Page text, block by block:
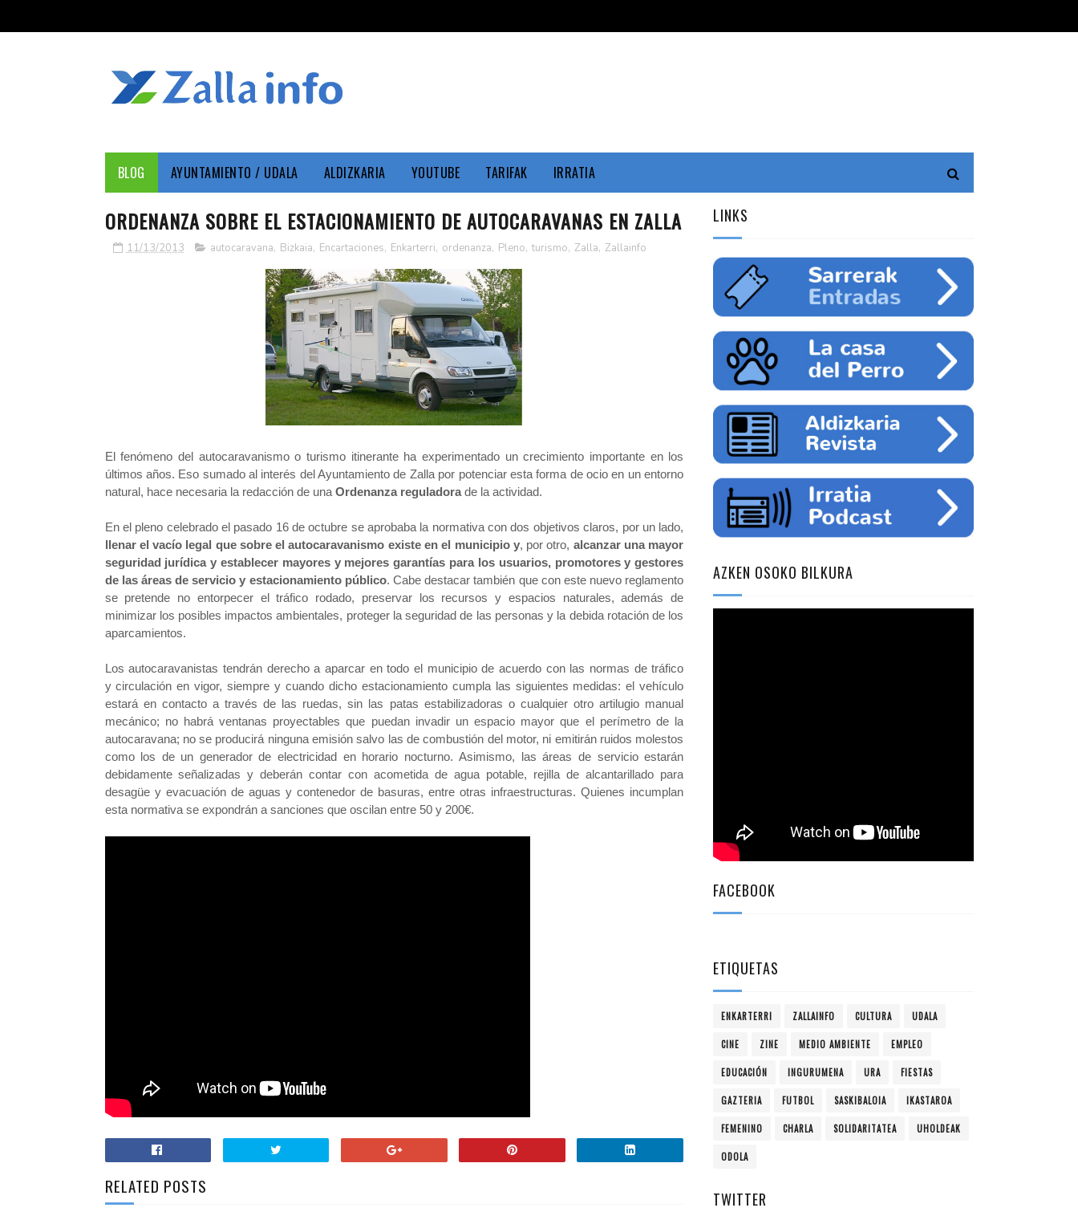
BLOG AYUNTAMIENTO / UDALA ALDIZKARIA YOUTUBE TARIFAK IRRATIA
ORDENANZA SOBRE EL ESTACIONAMIENTO DE AUTOCARAVANAS EN ZALLA
11/13/2013 autocaravana, Bizkaia, Encartaciones, Enkarterri, ordenanza, Pleno, turismo, Zalla, Zallainfo
El fenómeno del autocaravanismo o turismo itinerante ha experimentado un crecimiento importante en los
últimos años. Eso sumado al interés del Ayuntamiento de Zalla por potenciar esta forma de ocio en un entorno
natural, hace necesaria la redacción de una Ordenanza reguladorade la actividad.
En el pleno celebrado el pasado 16 de octubre se aprobaba la normativa con dos objetivos claros, por un lado,
llenar el vacío legal que sobre el autocaravanismo existe en el municipio y, por otro, alcanzar una mayor
seguridad jurídica y establecer mayores y mejores garantías para los usuarios, promotores y gestores
de las áreas de servicio y estacionamiento público. Cabe destacar también que con este nuevo reglamento
se pretende no entorpecer el tráfico rodado, preservar los recursos y espacios naturales, además de
minimizar los posibles impactos ambientales, proteger la seguridad de las personas y la debida rotación de los
aparcamientos.
Los autocaravanistas tendrán derecho a aparcar en todo el municipio de acuerdo con las normas de tráfico
ycirculación en vigor, siempre y cuando dicho estacionamiento cumpla las siguientes medidas: el vehículo
estará en contacto a través de las ruedas, sin las patas estabilizadoras o cualquier otro artilugio manual
mecánico; no habrá ventanas proyectables que puedan invadir un espacio mayor que el perímetro de la
autocaravana; no se producirá ninguna emisión salvo las de combustión del motor, ni emitirán ruidos molestos
como los de un generador de electricidad en horario nocturno.Asimismo, las áreas de servicio estarán
debidamente señalizadas y deberán contar con acometida de agua potable, rejilla de alcantarillado para
desagüe y evacuación de aguas y contenedor de basuras, entre otras infraestructuras. Quienes incumplan
esta normativa se expondrán a sanciones que oscilan entre 50 y 200€.
RELATED POSTS
LINKS
AZKEN OSOKO BILKURA
FACEBOOK
ETIQUETAS
ENKARTERRI ZALLAINFO CULTURA UDALA
CINE ZINE MEDIO AMBIENTE EMPLEO
EDUCACIÓN INGURUMENA URA FIESTAS
GAZTERIA FUTBOL SASKIBALOIA IKASTAROA
FEMENINO CHARLA SOLIDARITATEA UHOLDEAK
ODOLA
TWITTER